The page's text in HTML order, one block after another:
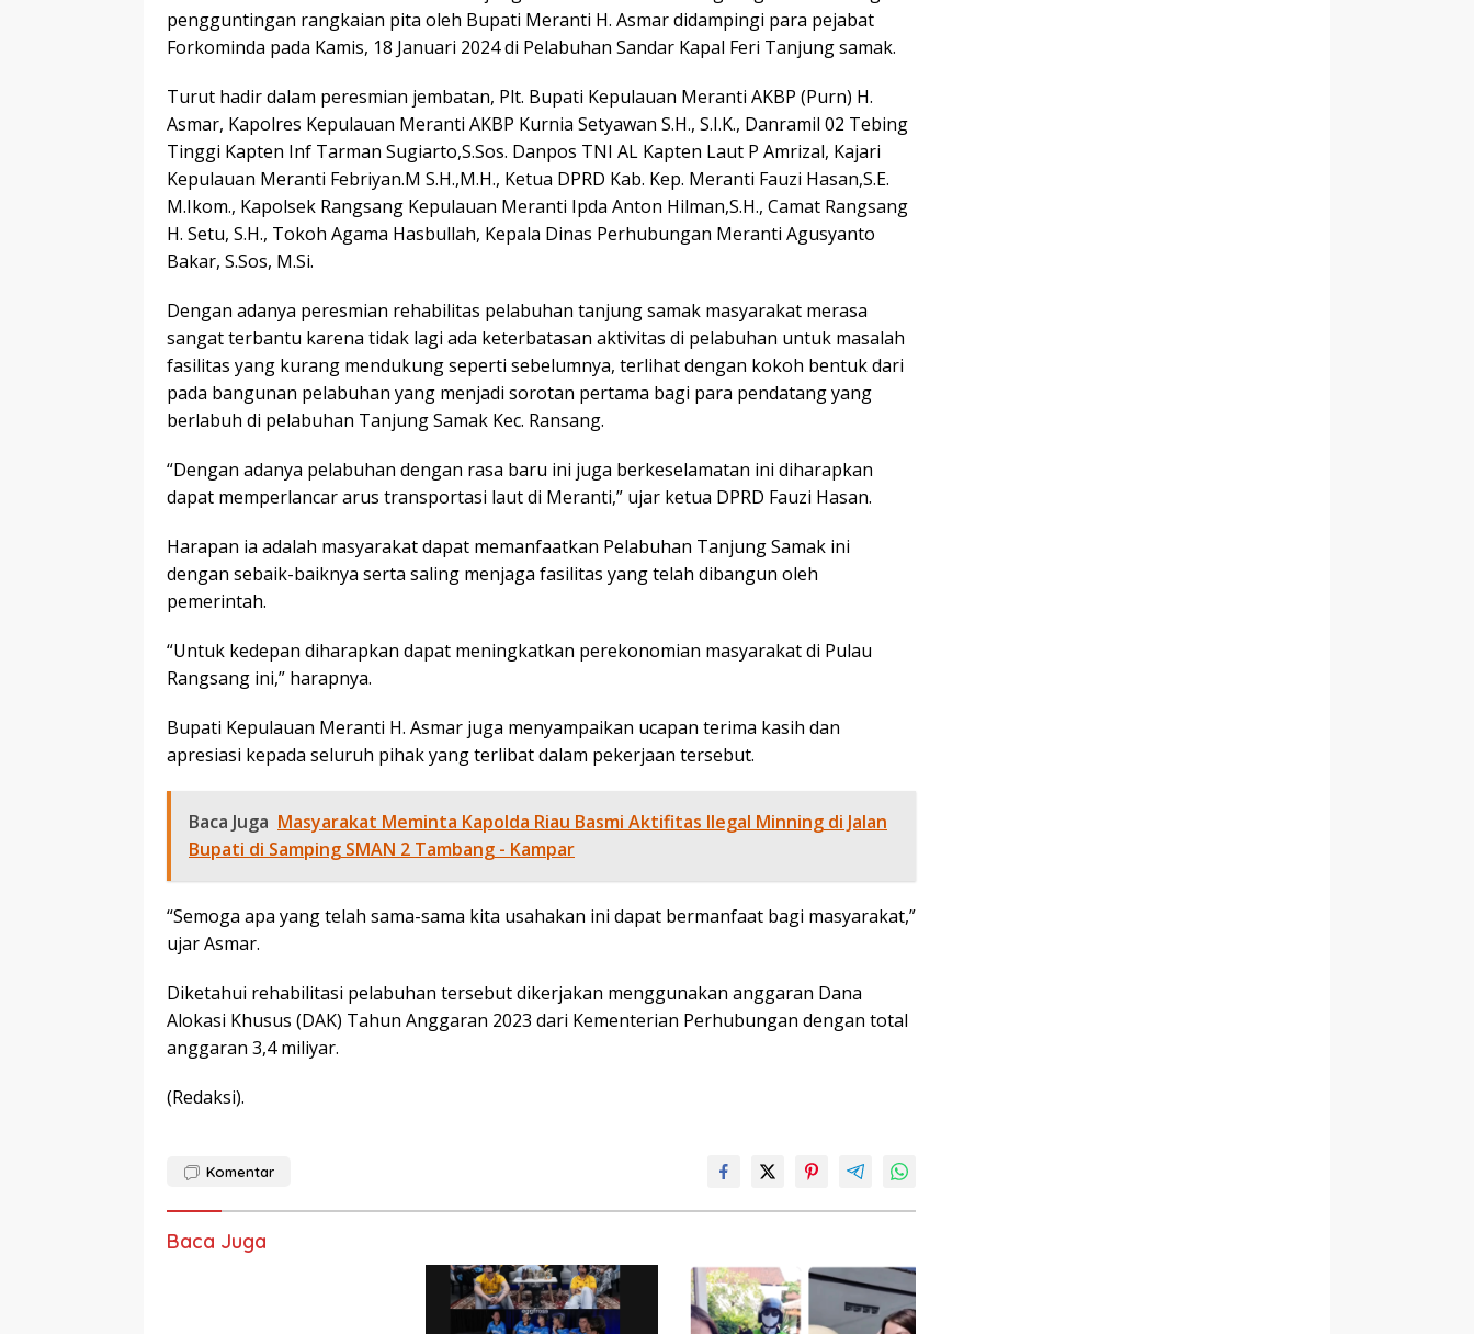
pengguntingan rangkaian pita oleh Bupati Meranti H. Asmar didampingi para pejabat
Forkominda pada Kamis, 18 Januari 2024 di Pelabuhan Sandar Kapal Feri Tanjung samak.
Turut hadir dalam peresmian jembatan, Plt. Bupati Kepulauan Meranti AKBP (Purn) H.
Asmar, Kapolres Kepulauan Meranti AKBP Kurnia Setyawan S.H., S.I.K., Danramil 02 Tebing
Tinggi Kapten Inf Tarman Sugiarto,S.Sos. Danpos TNI AL Kapten Laut P Amrizal, Kajari
Kepulauan Meranti Febriyan.M S.H.,M.H., Ketua DPRD Kab. Kep. Meranti Fauzi Hasan,S.E.
M.Ikom., Kapolsek Rangsang Kepulauan Meranti Ipda Anton Hilman,S.H., Camat Rangsang
H. Setu, S.H., Tokoh Agama Hasbullah, Kepala Dinas Perhubungan Meranti Agusyanto
Bakar, S.Sos, M.Si.
Dengan adanya peresmian rehabilitas pelabuhan tanjung samak masyarakat merasa
sangat terbantu karena tidak lagi ada keterbatasan aktivitas di pelabuhan untuk masalah
fasilitas yang kurang mendukung seperti sebelumnya, terlihat dengan kokoh bentuk dari
pada bangunan pelabuhan yang menjadi sorotan pertama bagi para pendatang yang
berlabuh di pelabuhan Tanjung Samak Kec. Ransang.
“Dengan adanya pelabuhan dengan rasa baru ini juga berkeselamatan ini diharapkan
dapat memperlancar arus transportasi laut di Meranti,” ujar ketua DPRD Fauzi Hasan.
Harapan ia adalah masyarakat dapat memanfaatkan Pelabuhan Tanjung Samak ini
dengan sebaik-baiknya serta saling menjaga fasilitas yang telah dibangun oleh
pemerintah.
“Untuk kedepan diharapkan dapat meningkatkan perekonomian masyarakat di Pulau
Rangsang ini,” harapnya.
Bupati Kepulauan Meranti H. Asmar juga menyampaikan ucapan terima kasih dan
apresiasi kepada seluruh pihak yang terlibat dalam pekerjaan tersebut.
Baca Juga Masyarakat Meminta Kapolda Riau Basmi Aktifitas Ilegal Minning di Jalan
Bupati di Samping SMAN 2 Tambang - Kampar
“Semoga apa yang telah sama-sama kita usahakan ini dapat bermanfaat bagi masyarakat,”
ujar Asmar.
Diketahui rehabilitasi pelabuhan tersebut dikerjakan menggunakan anggaran Dana
Alokasi Khusus (DAK) Tahun Anggaran 2023 dari Kementerian Perhubungan dengan total
anggaran 3,4 miliyar.
(Redaksi).
Komentar
Baca Juga